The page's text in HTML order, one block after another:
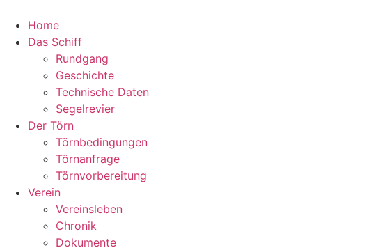
Inhalt
wechseln
Home
Das Schiff
Rundgang
Geschichte
Technische Daten
Segelrevier
Der Törn
Törnbedingungen
Törnanfrage
Törnvorbereitung
Verein
Vereinsleben
Chronik
Dokumente